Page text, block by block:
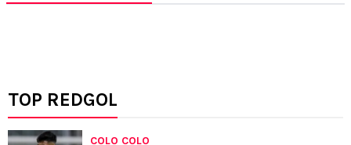
TOP REDGOL
COLO COLO